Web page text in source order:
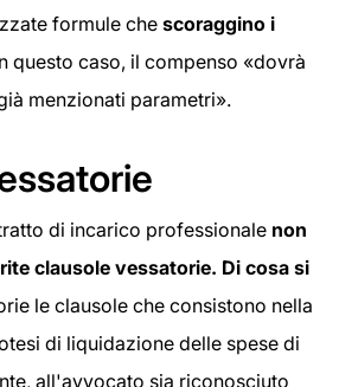
formule che scoraggino i
questo caso, il compenso «dovrà
menzionati parametri».
di incarico professionale non
clausole vessatorie. Di cosa si
le clausole che consistono nella
di liquidazione delle spese di
all'avvocato sia riconosciuto